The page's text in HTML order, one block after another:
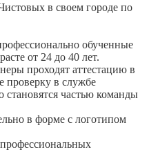
в своем городе по
обученные
от 24 до 40 лет.
проходят аттестацию в
проверку в службе
становятся частью команды
в форме с логотипом